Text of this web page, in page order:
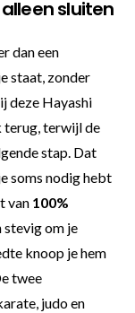
sluiten
dan een
staat, zonder
deze Hayashi
terug, terwijl de
stap. Dat
soms nodig hebt
van 100%
stevig om je
knoop je hem
twee
judo en